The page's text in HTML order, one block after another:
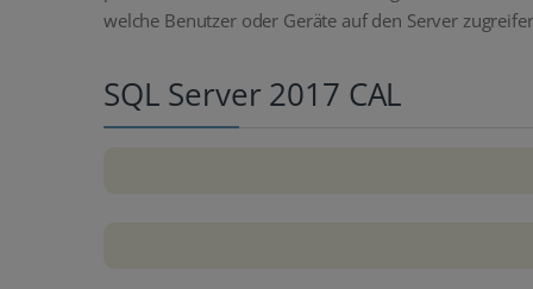
welche Benutzer oder Geräte auf den Server
SQL Server 2017 CAL